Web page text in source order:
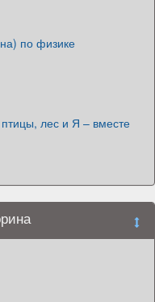
по физике
лес и Я – вместе